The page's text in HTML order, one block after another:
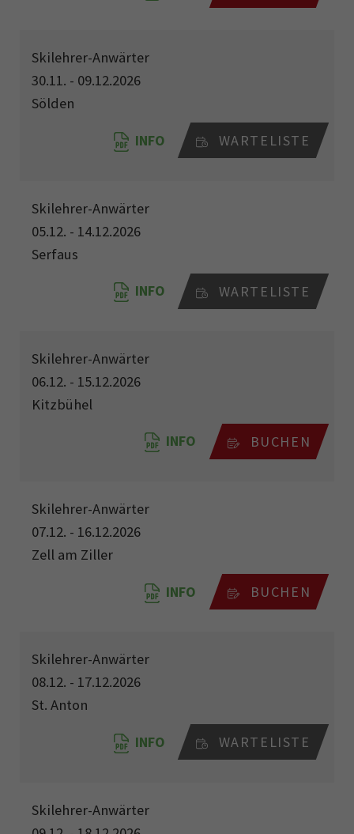
Skilehrer-Anwärter
30.11. - 09.12.2026
Sölden
INFO WARTELISTE
Skilehrer-Anwärter
05.12. - 14.12.2026
Serfaus
INFO WARTELISTE
Skilehrer-Anwärter
06.12. - 15.12.2026
Kitzbühel
INFO BUCHEN
Skilehrer-Anwärter
07.12. - 16.12.2026
Zell am Ziller
INFO BUCHEN
Skilehrer-Anwärter
08.12. - 17.12.2026
St. Anton
INFO WARTELISTE
Skilehrer-Anwärter